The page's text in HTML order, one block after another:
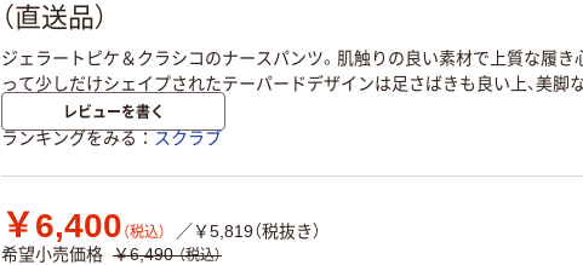
（直送品）
ジェラートピケ＆クラシコのナースパンツ。肌触りの良い素材で上質な履き
って少しだけシェイプされたテーパードデザインは足さばきも良い上、美脚な
レビューを書く
ランキングをみる スクラブ
￥6,400 （税込）
／￥5,819（税抜き）
希望小売価格 ￥6,490 （税込）